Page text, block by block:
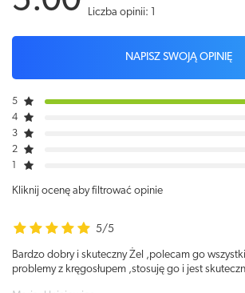
Liczba opinii: 1
NAPISZ SWOJĄ OPINIĘ
5
4
3
2
Kliknij ocenę aby filtrować opinie
5/5
Bardzo dobry i skuteczny Żel ,polecam go
problemy z kręgosłupem ,stosuję go i jest